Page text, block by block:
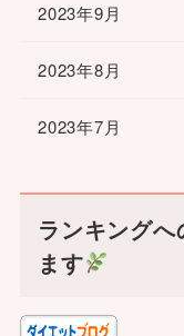
2023年9月
2023年8月
2023年7月
ランキング
ます